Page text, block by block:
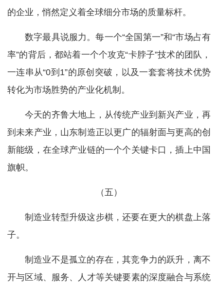
的企业，悄然定义着全球细分市场的质量标杆。
数字最具说服力。每一个“全国第一”和“市场占有
率”的背后，都站着一个个攻克“卡脖子”技术的团队，
一连串从“0到1”的原创突破，以及一套套将技术优势
转化为市场胜势的产业化机制。
今天的齐鲁大地上，从传统产业到新兴产业，再
到未来产业，山东制造正以更广的辐射面与更高的创
新能级，在全球产业链的一个个关键卡口，插上中国
旗帜。
（五）
制造业转型升级这步棋，还要在更大的棋盘上落
子。
制造业不是孤立的存在，其竞争力的跃升，离不
开与区域、服务、人才等关键要素的深度融合与系统